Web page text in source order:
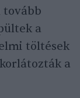
tovább
a
töltések
a